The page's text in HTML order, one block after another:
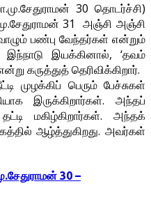
30 தொடர்ச்சி)
31 அஞ்சி அஞ்சி
பண்பு வேந்தர்கள் என்றும்
இயக்கினால், ‘தவம்
கருத்துத் தெரிவிக்கிறார்.
முழக்கிப் பெரும் பேச்சுகள்
இருக்கிறார்கள். அந்தப்
மகிழ்கிறார்கள். அந்தக்
ஆழ்த்துகிறது. அவர்கள்
30 –